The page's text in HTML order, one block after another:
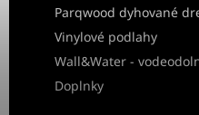
Parqwood dyhované
Vinylové podlahy
Wall&Water -
Doplnky